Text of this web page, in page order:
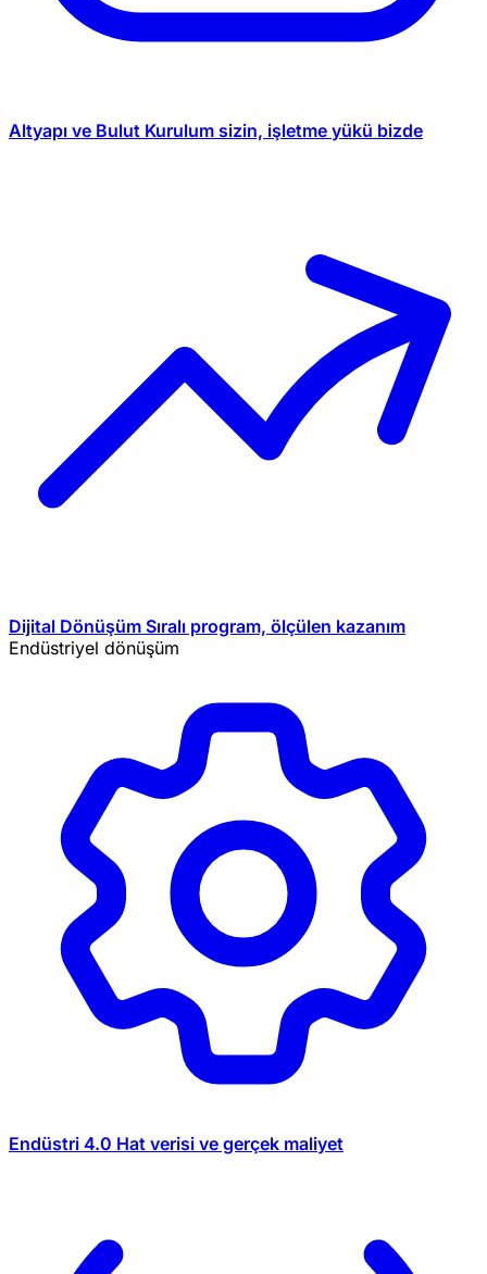
Altyapı ve Bulut Kurulum sizin, işletme yükü bizde
Dijital Dönüşüm Sıralı program, ölçülen kazanım
Endüstriyel dönüşüm
Endüstri 4.0 Hat verisi ve gerçek maliyet